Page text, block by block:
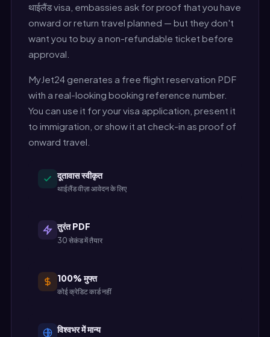
थाईलैंड visa, embassies ask for proof that you have
onward or return travel planned — but they don't
want you to buy a non-refundable ticket before
approval.
MyJet24 generates a free flight reservation PDF
with a real-looking booking reference number.
You can use it for your visa application, present it
to immigration, or show it at check-in as proof of
onward travel.
दूतावास स्वीकृत
थाईलैंड वीज़ा आवेदन के लिए
तुरंत PDF
30 सेकंड में तैयार
100% मुफ्त
कोई क्रेडिट कार्ड नहीं
विश्वभर में मान्य